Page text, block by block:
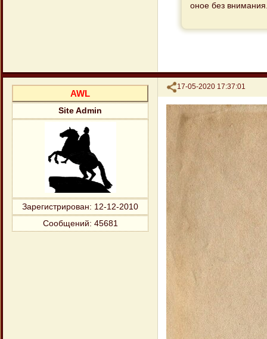
оное без
Поделиться
17-05-2020 17:37:01
AWL
Site Admin
Зарегистрирован: 12-12-2010
Сообщений: 45681